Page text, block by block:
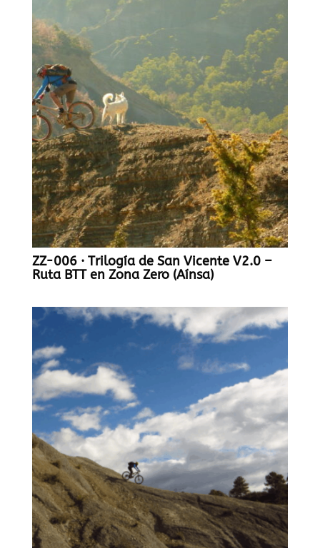
ZZ-006 · Trilogía de San Vicente V2.0 –
Ruta BTT en Zona Zero (Aínsa)